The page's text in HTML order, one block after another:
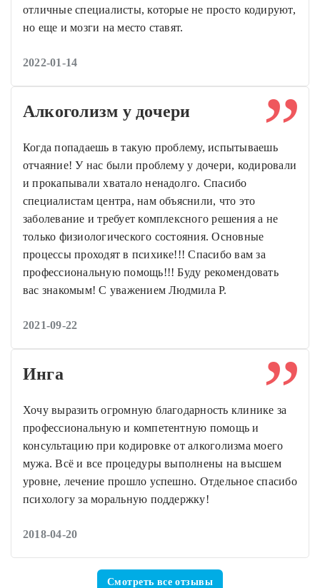
отличные специалисты, которые не просто кодируют,
но еще и мозги на место ставят.
2022-01-14
Алкоголизм у дочери
Когда попадаешь в такую проблему, испытываешь
отчаяние! У нас были проблему у дочери, кодировали
и прокапывали хватало ненадолго. Спасибо
специалистам центра, нам объяснили, что это
заболевание и требует комплексного решения а не
только физиологического состояния. Основные
процессы проходят в психике!!! Спасибо вам за
профессиональную помощь!!! Буду рекомендовать
вас знакомым! С уважением Людмила Р.
2021-09-22
Инга
Хочу выразить огромную благодарность клинике за
профессиональную и компетентную помощь и
консультацию при кодировке от алкоголизма моего
мужа. Всё и все процедуры выполнены на высшем
уровне, лечение прошло успешно. Отдельное спасибо
психологу за моральную поддержку!
2018-04-20
Смотреть все отзывы